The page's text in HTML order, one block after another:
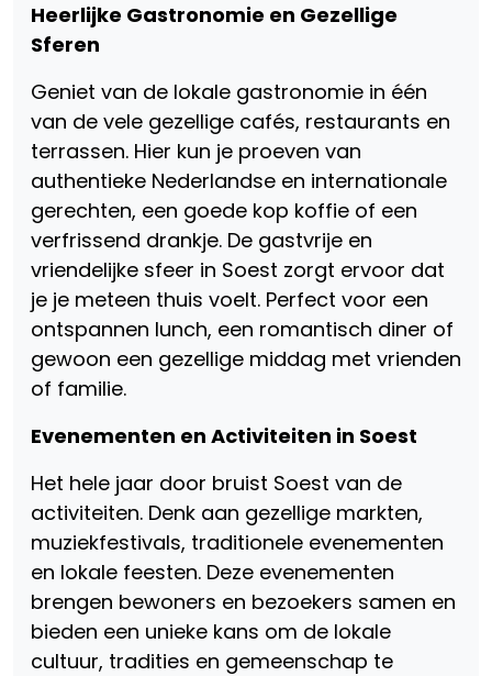
Heerlijke Gastronomie en Gezellige
Sferen
Geniet van de lokale gastronomie in één
van de vele gezellige cafés, restaurants en
terrassen. Hier kun je proeven van
authentieke Nederlandse en internationale
gerechten, een goede kop koffie of een
verfrissend drankje. De gastvrije en
vriendelijke sfeer in Soest zorgt ervoor dat
je je meteen thuis voelt. Perfect voor een
ontspannen lunch, een romantisch diner of
gewoon een gezellige middag met vrienden
of familie.
Evenementen en Activiteiten in Soest
Het hele jaar door bruist Soest van de
activiteiten. Denk aan gezellige markten,
muziekfestivals, traditionele evenementen
en lokale feesten. Deze evenementen
brengen bewoners en bezoekers samen en
bieden een unieke kans om de lokale
cultuur, tradities en gemeenschap te